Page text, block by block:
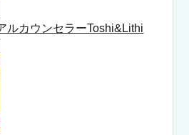
ルカウンセラーToshi&Lithi